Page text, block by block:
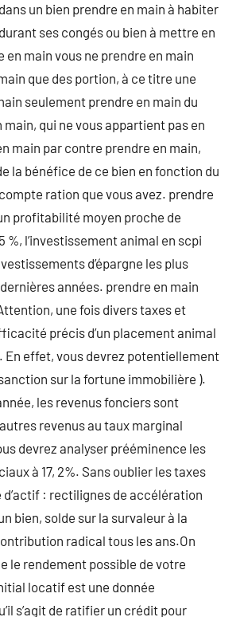
un bien prendre en main à habiter
ses congés ou bien à mettre en
en main vous ne prendre en main
que des portion, à ce titre une
seulement prendre en main du
qui ne vous appartient pas en
main par contre prendre en main,
la bénéfice de ce bien en fonction du
ration que vous avez. prendre
profitabilité moyen proche de
%, l’investissement animal en scpi
d’épargne les plus
années. prendre en main
une fois divers taxes et
précis d’un placement animal
En effet, vous devrez potentiellement
sur la fortune immobilière ).
les revenus fonciers sont
revenus au taux marginal
devrez analyser prééminence les
à 17, 2%. Sans oublier les taxes
d’actif : rectilignes de accélération
bien, solde sur la survaleur à la
radical tous les ans.On
le rendement possible de votre
locatif est une donnée
s’agit de ratifier un crédit pour